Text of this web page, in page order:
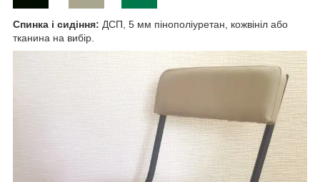
Спинка і сидіння: ДСП, 5 мм пінополіуретан, кожвініл або
тканина на вибір.